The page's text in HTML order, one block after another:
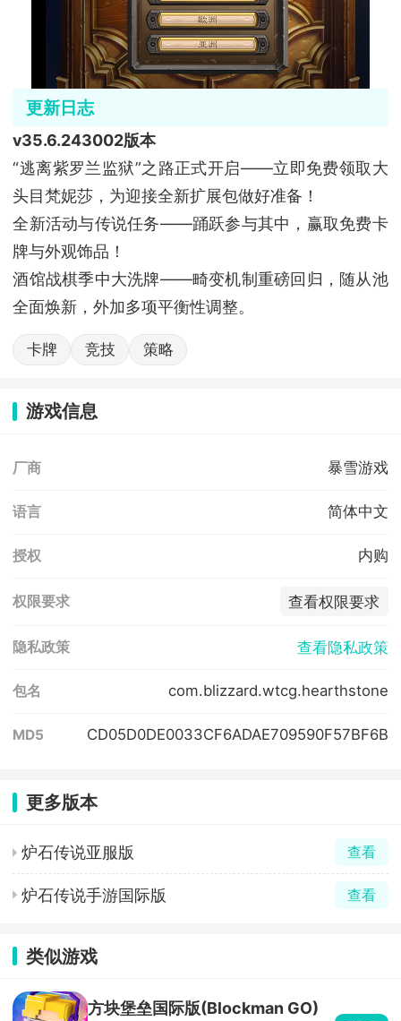
更新日志
v35.6.243002版本
“逃离紫罗兰监狱”之路正式开启——立即免费领取大
头目梵妮莎，为迎接全新扩展包做好准备！
全新活动与传说任务——踊跃参与其中，赢取免费卡
牌与外观饰品！
酒馆战棋季中大洗牌——畸变机制重磅回归，随从池
全面焕新，外加多项平衡性调整。
卡牌 竞技 策略
游戏信息
厂商 暴雪游戏
语言 简体中文
授权 内购
权限要求 查看权限要求
隐私政策 查看隐私政策
包名 com.blizzard.wtcg.hearthstone
MD5 CD05D0DE0033CF6ADAE709590F57BF6B
更多版本
炉石传说亚服版 查看
炉石传说手游国际版 查看
类似游戏
方块堡垒国际版(Blockman GO)